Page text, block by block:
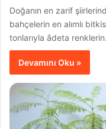
Doğanın en zarif
bahçelerin en alımlı
tonlarıyla âdeta
Devamını Oku »